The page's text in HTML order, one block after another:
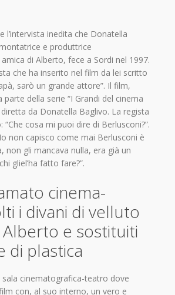
l’intervista inedita che Donatella
e produttrice
di Alberto, fece a Sordi nel 1997.
che ha inserito nel film da lei scritto
sarò un grande attore”. Il film,
della serie “I Grandi del cinema
da Donatella Baglivo. La regista
“Che cosa mi puoi dire di Berlusconi?”.
non capisco come mai Berlusconi è
non gli mancava nulla, era già un
gliel’ha fatto fare?”.
cinema-
i divani di velluto
e sostituiti
di plastica
cinematografica-teatro dove
con, al suo interno, un vero e